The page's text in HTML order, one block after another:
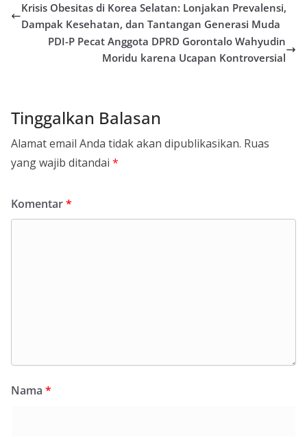
Krisis Obesitas di Korea Selatan: Lonjakan Prevalensi,
Dampak Kesehatan, dan Tantangan Generasi Muda
PDI-P Pecat Anggota DPRD Gorontalo Wahyudin
Moridu karena Ucapan Kontroversial
Tinggalkan Balasan
Alamat email Anda tidak akan dipublikasikan. Ruas
yang wajib ditandai *
Komentar*
Nama *